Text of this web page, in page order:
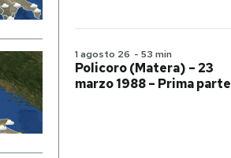
1 agosto 26 - 53 min
Policoro (Matera) – 23
marzo 1988 – Prima parte